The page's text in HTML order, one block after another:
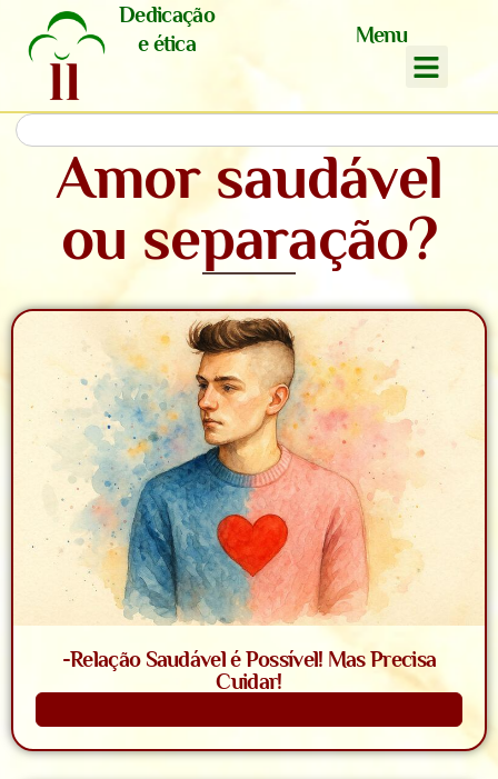
Dedicação
e ética
Menu
Amor saudável
ou separação?
-Relação Saudável é Possível! Mas Precisa
Cuidar!